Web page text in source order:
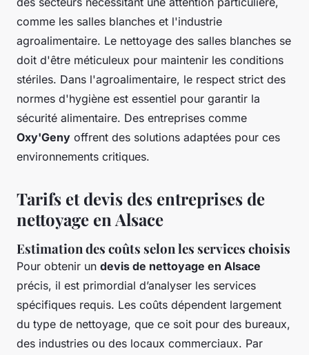
comme les salles blanches et l'industrie
agroalimentaire. Le nettoyage des salles blanches se
doit d'être méticuleux pour maintenir les conditions
stériles. Dans l'agroalimentaire, le respect strict des
normes d'hygiène est essentiel pour garantir la
sécurité alimentaire. Des entreprises comme
Oxy'Geny offrent des solutions adaptées pour ces
environnements critiques.
Tarifs et devis des entreprises de
nettoyage en Alsace
Estimation des coûts selon les services choisis
Pour obtenir un devis de nettoyage en Alsace
précis, il est primordial d’analyser les services
spécifiques requis. Les coûts dépendent largement
du type de nettoyage, que ce soit pour des bureaux,
des industries ou des locaux commerciaux. Par